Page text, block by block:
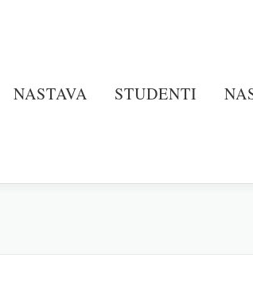
NASTAVA STUDENTI